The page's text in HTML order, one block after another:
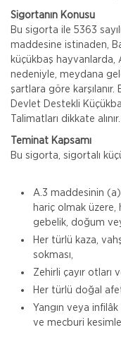
Sigortanın Konusu
Bu sigorta ile 5363
maddesine istinaden,
küçükbaş
nedeniyle, meydana
şartlara göre karşılanır.
Devlet Destekli
Talimatları dikkate alınır.
Teminat Kapsamı
Bu sigorta, sigortalı
A.3 maddesinin (a)
hariç olmak üzere,
gebelik, doğum
Her türlü kaza,
sokması,
Zehirli çayır otları
Her türlü doğal
Yangın veya
ve mecburi